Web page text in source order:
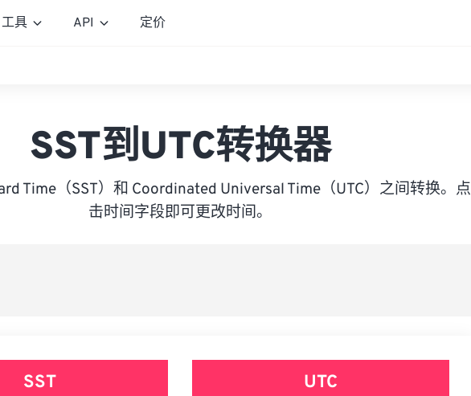
工具 API 定价
SST到UTC转换器
Time（SST）和 Coordinated Universal Time（UTC）之间转换。点
击时间字段即可更改时间。
SST UTC